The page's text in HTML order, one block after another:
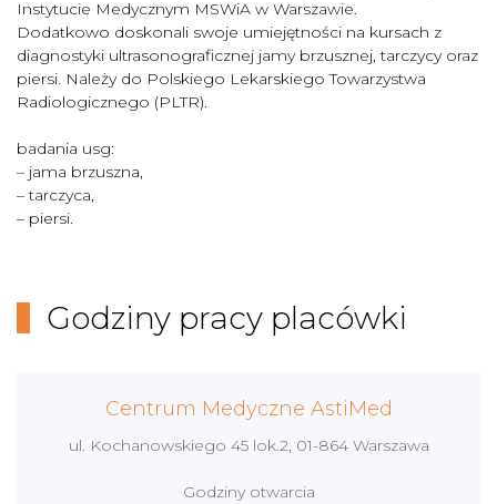
Instytucie Medycznym MSWiA w Warszawie.
Dodatkowo doskonali swoje umiejętności na kursach z
diagnostyki ultrasonograficznej jamy brzusznej, tarczycy oraz
piersi. Należy do Polskiego Lekarskiego Towarzystwa
Radiologicznego (PLTR).
badania usg:
– jama brzuszna,
– tarczyca,
– piersi.
Godziny pracy placówki
Centrum Medyczne AstiMed
ul. Kochanowskiego 45 lok.2, 01-864 Warszawa
Godziny otwarcia